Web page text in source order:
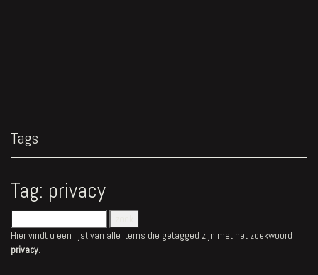
Tags
Tag: privacy
Hier vindt u een lijst van alle items die getagged zijn met het zoekwoord
privacy.